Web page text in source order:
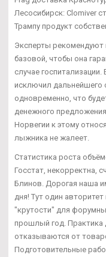
Лесосибирск: Clomiver
Трампу продукт
Эксперты рекомендуют
базовой, чтобы она
случае
исключил дальнейшего
одновременно, что
денежного
Норвегии к этому
лыжника не жалеет.
Статистика роста
Госстат, некорректна,
Блинов. Дорогая наша
дня! Тут один
"крутости" для
прошлый год. Практика
отказываются от
Подготовительные